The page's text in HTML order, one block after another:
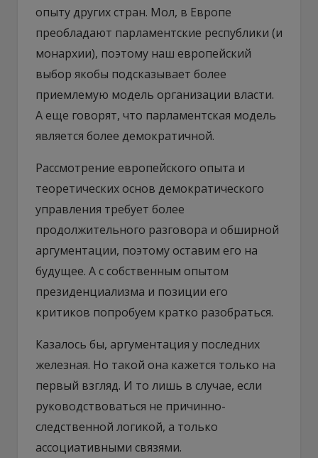
опыту других стран. Мол, в Европе
преобладают парламентские республики (и
монархии), поэтому наш европейский
выбор якобы подсказывает более
приемлемую модель организации власти.
А еще говорят, что парламентская модель
является более демократичной.
Рассмотрение европейского опыта и
теоретических основ демократического
управления требует более
продолжительного разговора и обширной
аргументации, поэтому оставим его на
будущее. А с собственным опытом
президенциализма и позиции его
критиков попробуем кратко разобраться.
Казалось бы, аргументация у последних
железная. Но такой она кажется только на
первый взгляд. И то лишь в случае, если
руководствоваться не причинно-
следственной логикой, а только
ассоциативными связями.